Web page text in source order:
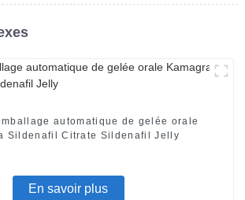
automatique de gelée orale
Sildenafil Citrate Sildenafil Jelly
En savoir plus